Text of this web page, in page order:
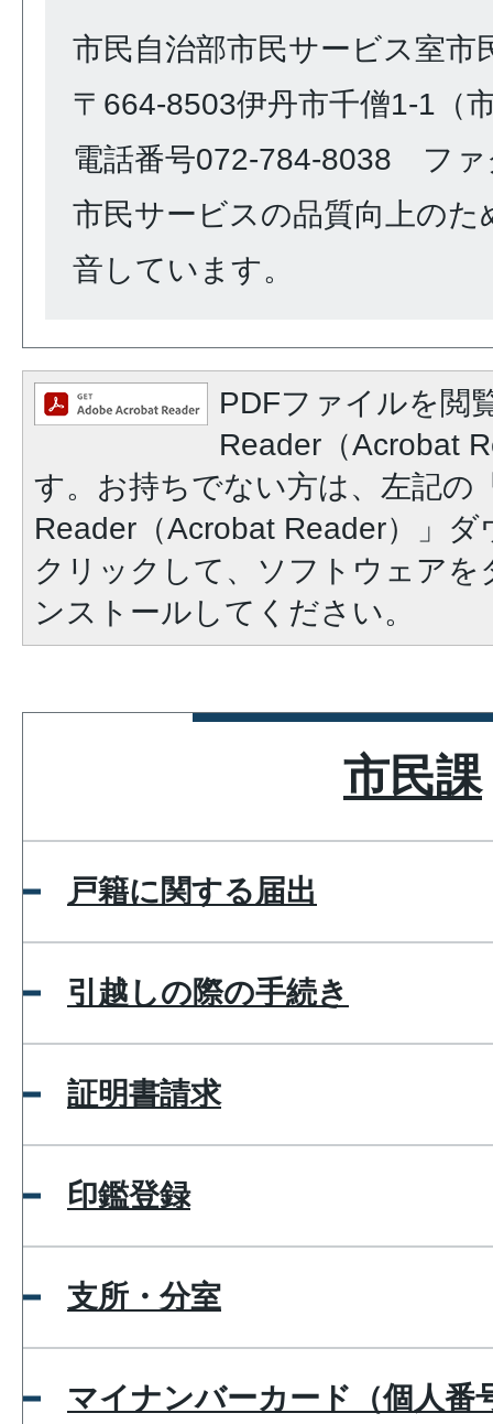
市民自治部市民サービス室市
〒664-8503伊丹市千僧1-1（
電話番号072-784-8038 ファ
市民サービスの品質向上のた
音しています。
PDFファイルを閲
Reader（Acrobat
す。お持ちでない方は、左記の
Reader（Acrobat Reader）」
クリックして、ソフトウェア
ンストールしてください。
市民課
戸籍に関する届出
引越しの際の手続き
証明書請求
印鑑登録
支所・分室
マイナンバーカード（個人番